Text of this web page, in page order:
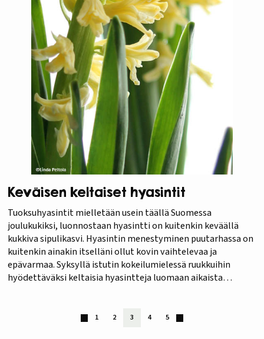
Keväisen keltaiset hyasintit
Tuoksuhyasintit mielletään usein täällä Suomessa
joulukukiksi, luonnostaan hyasintti on kuitenkin keväällä
kukkiva sipulikasvi. Hyasintin menestyminen puutarhassa on
kuitenkin ainakin itselläni ollut kovin vaihtelevaa ja
epävarmaa. Syksyllä istutin kokeilumielessä ruukkuihin
hyödettäväksi keltaisia hyasintteja luomaan aikaista
kasvihuoneessa syksyn päivät, mutta ennen pakkasia
1 2 3 4 5